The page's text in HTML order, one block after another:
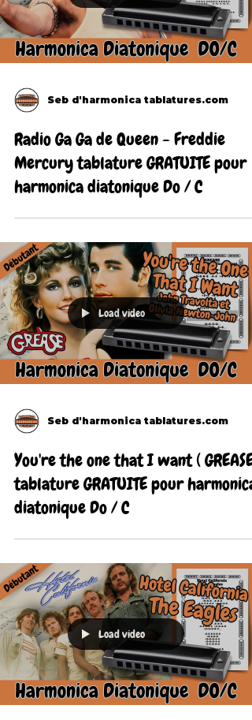
Seb d'harmonica tablatures.com
Radio Ga Ga de Queen - Freddie
Mercury tablature GRATUITE pour
harmonica diatonique Do / C
Load video
Seb d'harmonica tablatures.com
You're the one that I want ( GREASE )
tablature GRATUITE pour harmonica
diatonique Do / C
Load video